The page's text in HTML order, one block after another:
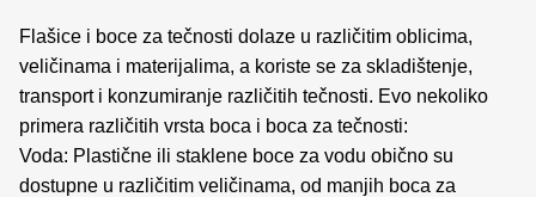
Flašice i boce za tečnosti dolaze u različitim oblicima,
veličinama i materijalima, a koriste se za skladištenje,
transport i konzumiranje različitih tečnosti. Evo nekoliko
primera različitih vrsta boca i boca za tečnosti:
Voda: Plastične ili staklene boce za vodu obično su
dostupne u različitim veličinama, od manjih boca za